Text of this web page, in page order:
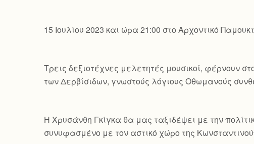
15 Ιουλίου 2023 και ώρα 21:00 στο Αρχοντικό
Τρεις δεξιοτέχνες μελετητές μουσικοί, φέρνουν
των Δερβίσιδων, γνωστούς λόγιους Οθωμανούς
Η Χρυσάνθη Γκίγκα θα μας ταξιδέψει με την
συνυφασμένο με τον αστικό χώρο της